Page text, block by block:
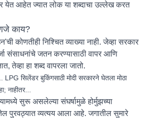
येत आहेत ज्यात लोक या शब्दाचा उल्लेख करत
काय?
कोणतीही निश्चित व्याख्या नाही. जेव्हा सरकार
संसाधनांचे जतन करण्यासाठी वापर आणि
तेव्हा हा शब्द वापरला जातो.
LPG सिलेंडर बुकिंगसाठी मोदी सरकारने घेतला मोठा
नाहीतर...
सुरू असलेल्या संघर्षामुळे होर्मुझच्या
तेल पुरवठ्यात व्यत्यय आला आहे. जगातील सुमारे